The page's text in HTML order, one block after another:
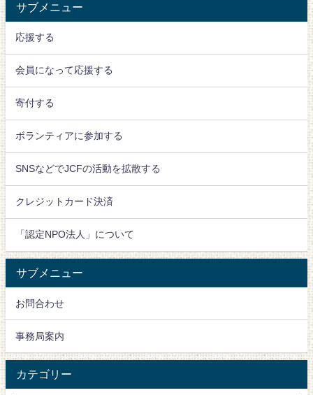
サブメニュー
応援する
会員になって応援する
寄付する
ボランティアに参加する
SNSなどでJCFの活動を拡散する
クレジットカード決済
「認定NPO法人」について
サブメニュー
お問合わせ
事務局案内
カテゴリー